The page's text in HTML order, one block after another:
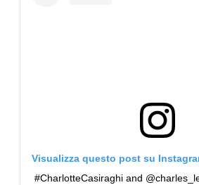
Visualizza questo post su
#CharlotteCasiraghi and